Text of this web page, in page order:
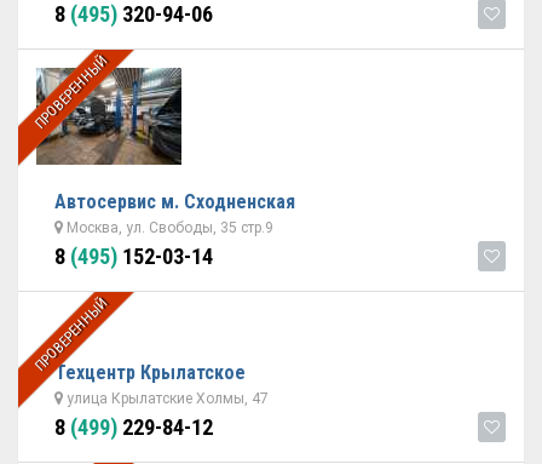
8 (495) 320-94-06
ПРОВЕРЕННЫЙ
Автосервис м. Сходненская
Москва, ул. Свободы, 35 стр.9
8 (495) 152-03-14
ПРОВЕРЕННЫЙ
Техцентр Крылатское
улица Крылатские Холмы, 47
8 (499) 229-84-12